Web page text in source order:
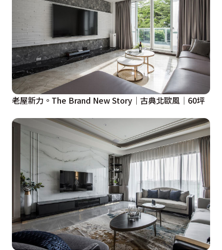
老屋新力。The Brand New Story│古典北歐風│60坪